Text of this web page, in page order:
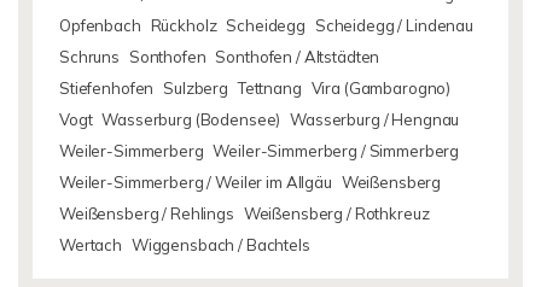
Opfenbach Rückholz Scheidegg
Scheidegg / Lindenau
Schruns
Sonthofen Sonthofen / Altstädten
Stiefenhofen
Sulzberg Tettnang Vira (Gambarogno)
Vogt Wasserburg (Bodensee) Wasserburg / Hengnau
Weiler-Simmerberg Weiler-Simmerberg / Simmerberg
Weiler-Simmerberg / Weiler im Allgäu Weißensberg
Weißensberg / Rehlings Weißensberg / Rothkreuz
Wertach Wiggensbach / Bachtels